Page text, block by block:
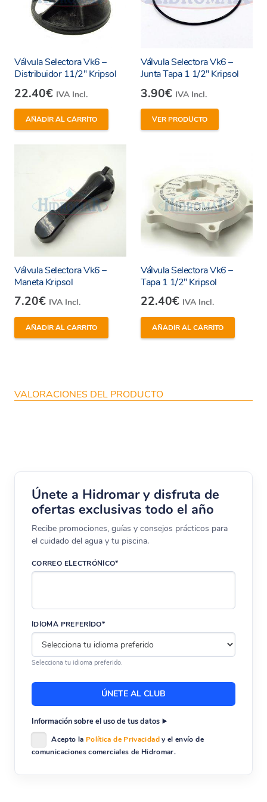
específicamente para válvulas VK6 de 1
1/2″.
3. ¿Cómo se instala esta junta estrella?
El proceso de instalación es muy sencillo y no
requiere herramientas especiales. Solo debes:
Limpiar la superficie de contacto para
eliminar residuos o impurezas.
Colocar la nueva junta estrella asegurándote
de que quede bien asentada en su
alojamiento.
Este pequeño mantenimiento mejora
considerablemente el rendimiento de la válvula
con el modelo VK6 1 1/2″ de la marca Kripsol
5. Compra con seguridad en Hidromar
Online
Enhidromaronlineencontrarás repuestos
originales como esta
pedido en Talavera de la Reinao solicitar envío
urgente en toda España.
Características principales
Junta estrella original para válvula selectora
Compatibilidad exclusiva con modelo VK6 1
1/2″
Material de alta resistencia al cloro y
Válvula Selectora Vk6 –
Distribuidor 11/2″ Kripsol
22.40€ IVA Incl.
AÑADIR AL CARRITO
Válvula Selectora Vk6 –
Junta Tapa 1 1/2″ Kripsol
3.90€ IVA Incl.
VER PRODUCTO
Válvula Selectora Vk6 –
Maneta Kripsol
7.20€ IVA Incl.
AÑADIR AL CARRITO
Válvula Selectora Vk6 –
Tapa 1 1/2″ Kripsol
22.40€ IVA Incl.
AÑADIR AL CARRITO
VALORACIONES DEL PRODUCTO
Únete a Hidromar y disfruta de
ofertas exclusivas todo el año
Recibe promociones, guías y consejos prácticos para
el cuidado del agua y tu piscina.
CORREO ELECTRÓNICO*
IDIOMA PREFERIDO*
Selecciona tu idioma preferido.
Información sobre el uso de tus datos
Acepto la Política de Privacidady el envío de
comunicaciones comerciales de Hidromar.